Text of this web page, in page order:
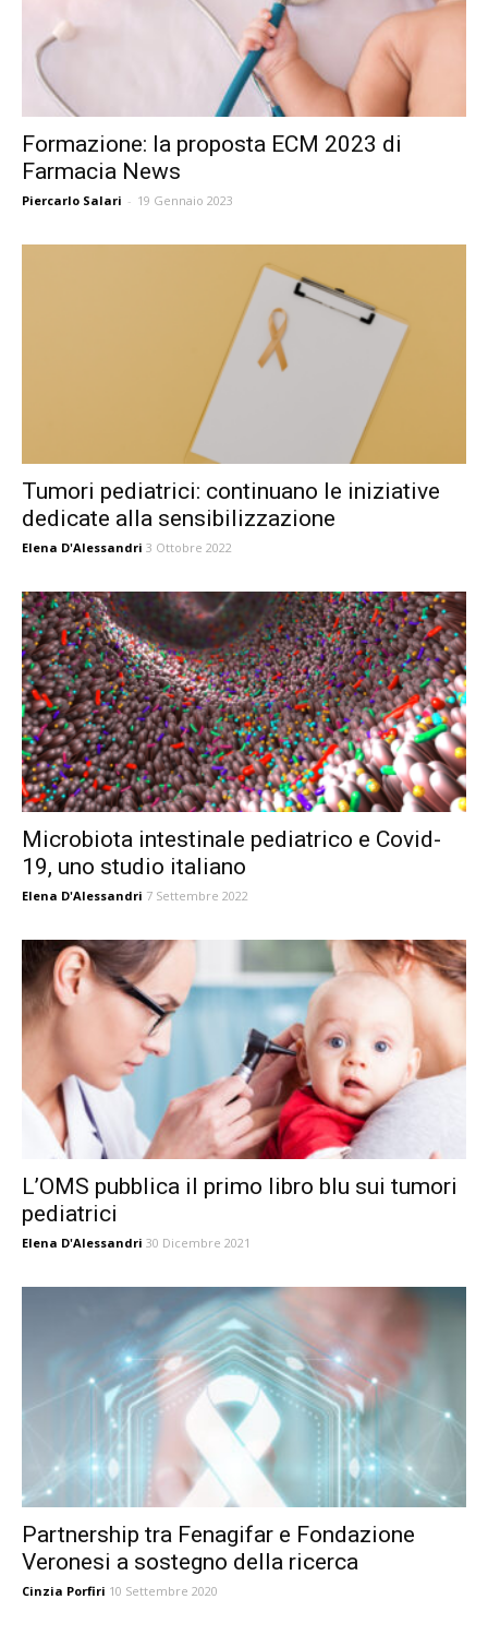
Formazione: la proposta ECM 2023 di
Farmacia News
Piercarlo Salari - 19 Gennaio 2023
Tumori pediatrici: continuano le iniziative
dedicate alla sensibilizzazione
Elena D'Alessandri 3 Ottobre 2022
Microbiota intestinale pediatrico e Covid-
19, uno studio italiano
Elena D'Alessandri 7 Settembre 2022
L’OMS pubblica il primo libro blu sui tumori
pediatrici
Elena D'Alessandri 30 Dicembre 2021
Partnership tra Fenagifar e Fondazione
Veronesi a sostegno della ricerca
Cinzia Porfiri 10 Settembre 2020